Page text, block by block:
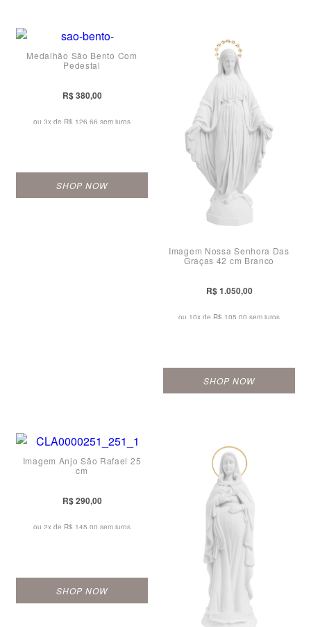
Medalhão São Bento Com
Pedestal
R$ 380,00
ou 3x de R$ 126,66 sem juros
SHOP NOW
Imagem Nossa Senhora Das
Graças 42 cm Branco
R$ 1.050,00
ou 10x de R$ 105,00 sem juros
SHOP NOW
Imagem Anjo São Rafael 25
cm
R$ 290,00
ou 2x de R$ 145,00 sem juros
SHOP NOW